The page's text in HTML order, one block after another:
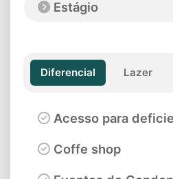
Estágio
Diferencial Lazer
Acesso para
Coffe shop